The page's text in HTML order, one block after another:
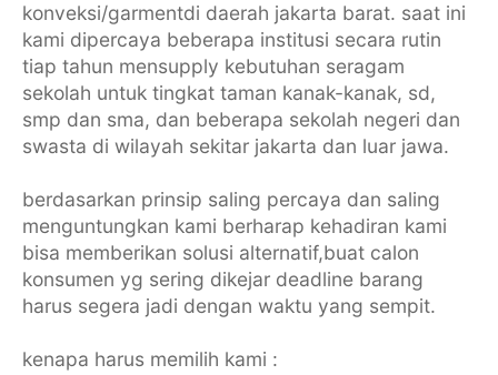
konveksi/garmentdi daerah jakarta barat. saat ini
kami dipercaya beberapa institusi secara rutin
tiap tahun mensupply kebutuhan seragam
sekolah untuk tingkat taman kanak-kanak, sd,
smp dan sma, dan beberapa sekolah negeri dan
swasta di wilayah sekitar jakarta dan luar jawa.
berdasarkan prinsip saling percaya dan saling
menguntungkan kami berharap kehadiran kami
bisa memberikan solusi alternatif,buat calon
konsumen yg sering dikejar deadline barang
harus segera jadi dengan waktu yang sempit.
kenapa harus memilih kami :